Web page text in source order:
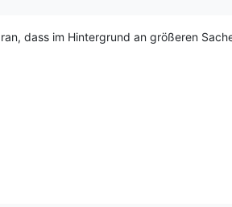
dass im Hintergrund an größeren